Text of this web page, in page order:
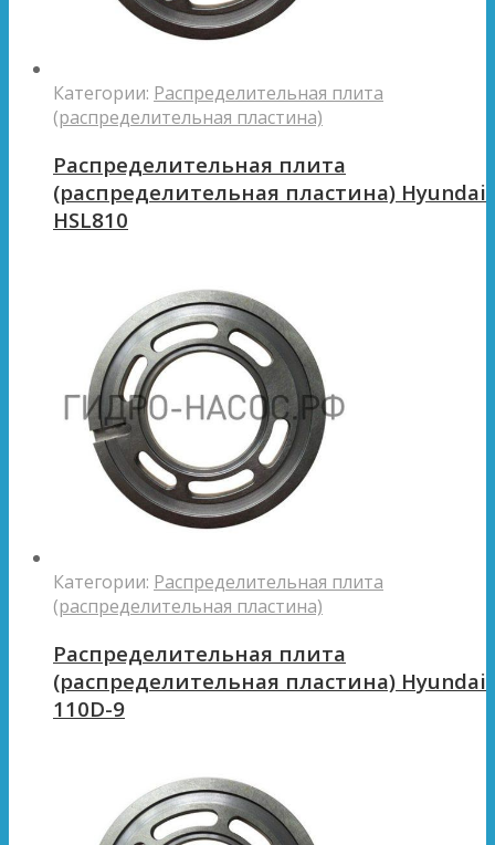
Категории: Распределительная плита
(распределительная пластина)
Распределительная плита
(распределительная пластина) Hyundai
HSL810
Категории: Распределительная плита
(распределительная пластина)
Распределительная плита
(распределительная пластина) Hyundai
110D-9